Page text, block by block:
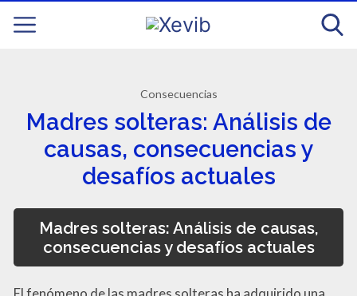
Consecuencias
Madres solteras: Análisis de
causas, consecuencias y
desafíos actuales
Madres solteras: Análisis de causas,
consecuencias y desafíos actuales